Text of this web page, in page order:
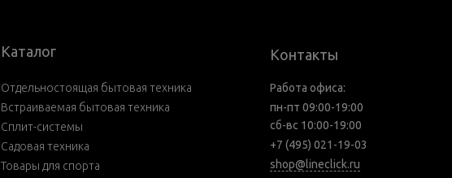
Каталог
Отдельностоящая бытовая техника
Встраиваемая бытовая техника
Сплит-системы
Садовая техника
Товары для спорта
Контакты
Работа офиса:
пн-пт 09:00-19:00
сб-вс 10:00-19:00
+7 (495) 021-19-03
shop@lineclick.ru